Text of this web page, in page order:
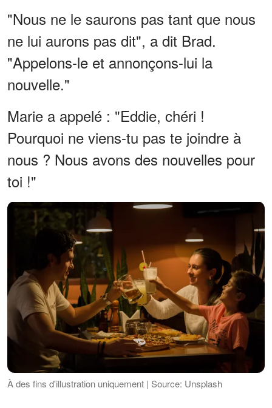
"Nous ne le saurons pas tant que nous
ne lui aurons pas dit", a dit Brad.
"Appelons-le et annonçons-lui la
nouvelle."
Marie a appelé : "Eddie, chéri !
Pourquoi ne viens-tu pas te joindre à
nous ? Nous avons des nouvelles pour
toi !"
À des fins d'illustration uniquement | Source: Unsplash